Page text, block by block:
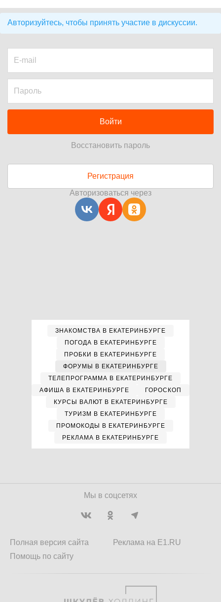
Авторизуйтесь, чтобы принять участие в дискуссии.
Войти
Восстановить пароль
Регистрация
Авторизоваться через
ЗНАКОМСТВА В ЕКАТЕРИНБУРГЕ
ПОГОДА В ЕКАТЕРИНБУРГЕ
ПРОБКИ В ЕКАТЕРИНБУРГЕ
ФОРУМЫ В ЕКАТЕРИНБУРГЕ
ТЕЛЕПРОГРАММА В ЕКАТЕРИНБУРГЕ
АФИША В ЕКАТЕРИНБУРГЕ
ГОРОСКОП
КУРСЫ ВАЛЮТ В ЕКАТЕРИНБУРГЕ
ТУРИЗМ В ЕКАТЕРИНБУРГЕ
ПРОМОКОДЫ В ЕКАТЕРИНБУРГЕ
РЕКЛАМА В ЕКАТЕРИНБУРГЕ
Мы в соцсетях
Полная версия сайта
Помощь по сайту
Реклама на E1.RU